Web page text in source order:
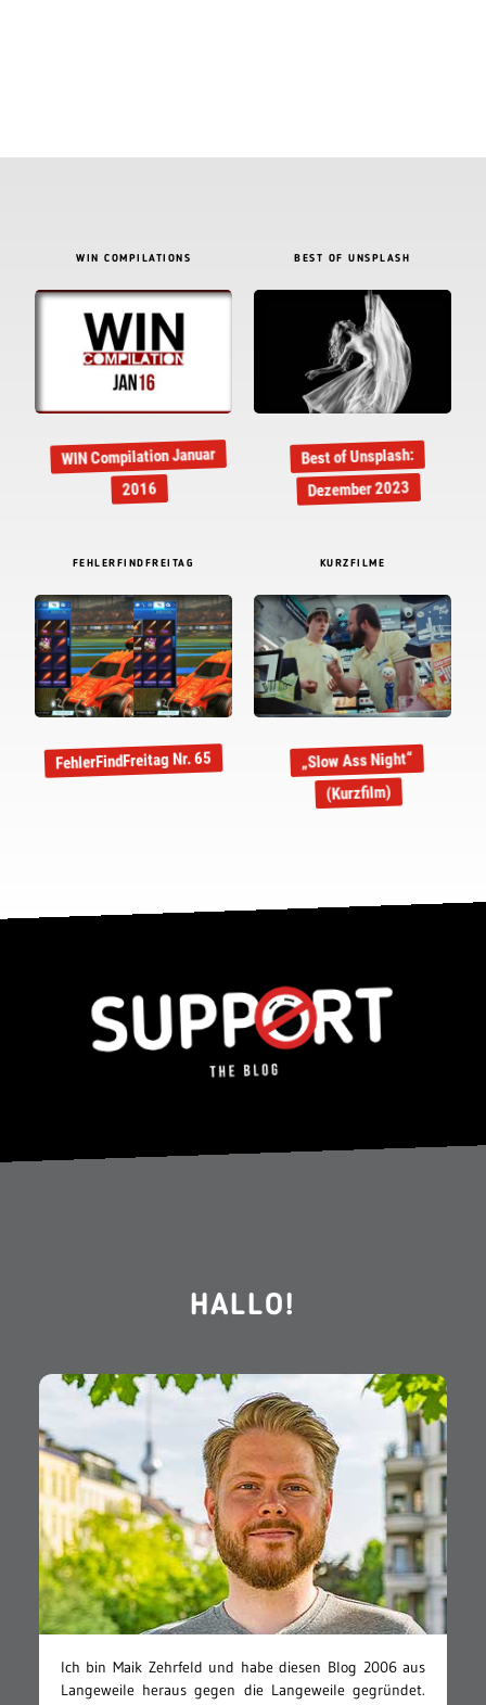
WIN COMPILATIONS
WIN Compilation Januar
2016
BEST OF UNSPLASH
Best of Unsplash:
Dezember 2023
FEHLERFINDFREITAG
FehlerFindFreitag Nr. 65
KURZFILME
„Slow Ass Night“
(Kurzfilm)
HALLO!
Ich bin Maik Zehrfeld und habe diesen Blog 2006 aus
Langeweile heraus gegen die Langeweile gegründet.